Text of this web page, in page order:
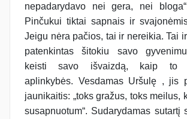
nepadarydavo nei gera, nei
Pinčukui tiktai sapnais ir
Jeigu nėra pačios, tai ir nereikia. Tai
patenkintas šitokiu savo
keisti savo išvaizdą, kaip to
aplinkybės. Vesdamas Uršulę , jis
jaunikaitis: „toks gražus, toks meilus,
susapnuotum“. Sudarydamas sutartį